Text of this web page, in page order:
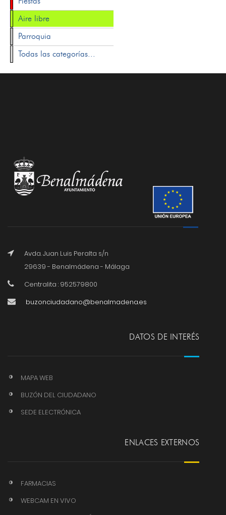
Aire libre
Parroquia
Todas las categorías...
Avda. Juan Luis Peralta s/n
29639 - Benalmádena - Málaga
Centralita : 952579800
buzonciudadano@benalmadena.es
DATOS DE INTERÉS
MAPA WEB
BUZÓN DEL CIUDADANO
SEDE ELECTRÓNICA
ENLACES EXTERNOS
FARMACIAS
WEBCAM EN VIVO